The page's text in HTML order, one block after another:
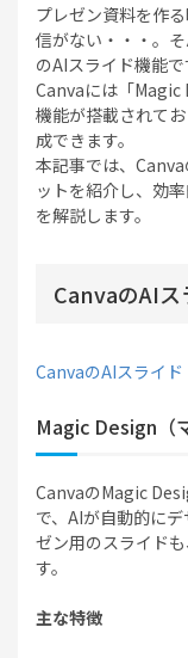
プレゼン資料を作
信がない・・・。
のAIスライド機能で
Canvaには「
機能が搭載されて
成できます。
本記事では、
ットを紹介し、効
を解説します。
CanvaのAIス
CanvaのAIスライド
Magic Design（
CanvaのMagic
で、AIが自動的に
ゼン用のスライド
す。
主な特徴